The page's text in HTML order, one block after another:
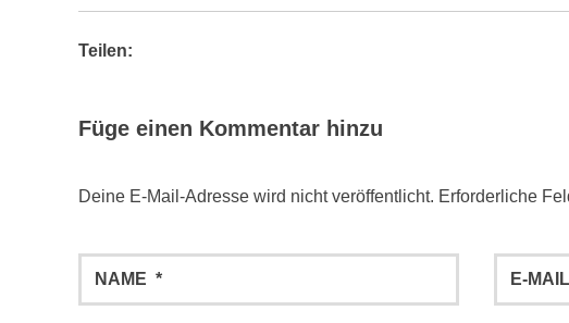
Teilen:
Füge einen Kommentar hinzu
Deine E-Mail-Adresse wird nicht veröffentlicht. Erforderliche